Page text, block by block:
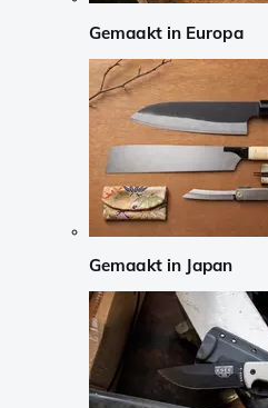
Gemaakt in Europa
Gemaakt in Japan